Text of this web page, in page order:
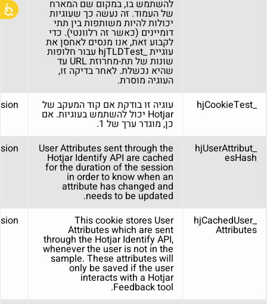
להשתמש בו, במקום שם המארח
של העמוד. זה נעשה כך שעוגיות
יכולות להיות משותפות בין תתי
דומיינים (כאשר זה רלוונטי). כדי
לקבוע זאת, אנו מנסים לאחסן את
עוגיית _hjTLDTest עבור חלופות
שונות של תת-מחרוזת URL עד
שהיא נכשלת. לאחר בדיקה זו,
העוגיה מוסרת.
_hjCookieTest
עוגיה זו בודקת אם קוד המעקב של
Hotjar יכול להשתמש בעוגיות. אם
כן, מוגדר ערך של 1.
_hjUserAttribut
esHash
User Attributes sent through the
Hotjar Identify API are cached
for the duration of the session
in order to know when an
attribute has changed and
needs to be updated.
_hjCachedUser
Attributes
This cookie stores User
Attributes which are sent
through the Hotjar Identify API,
whenever the user is not in the
sample. These attributes will
only be saved if the user
interacts with a Hotjar
Feedback tool.